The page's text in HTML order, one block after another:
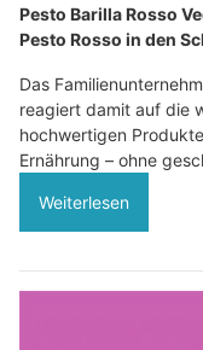
Pesto Barilla Rosso
Pesto Rosso in den
Das
reagiert damit auf die
hochwertigen
Ernährung – ohne
Weiterlesen